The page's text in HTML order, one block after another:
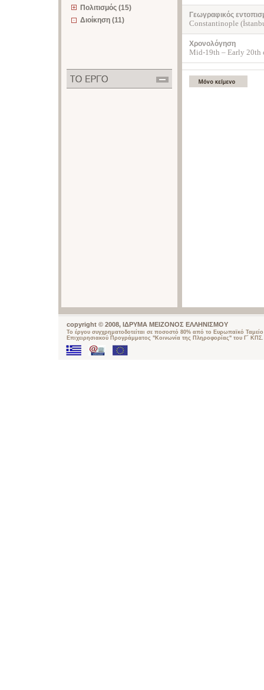
Πολιτισμός (15)
Διοίκηση (11)
Γεωγραφικός
Constantinople
Χρονολόγηση
Mid-19th – Early 20th
copyright © 2008, ΙΔΡΥΜΑ ΜΕΙΖΟΝΟΣ ΕΛΛΗΝΙΣΜΟΥ
Το έργου συγχρηματοδοτείται σε ποσοστό 80% από το Ευρωπαϊκό
Επιχειρησιακού Προγράμματος "Κοινωνία της Πληροφορίας" του Γ΄ ΚΠΣ.